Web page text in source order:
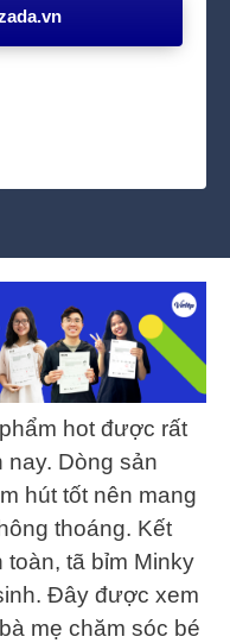
hot được rất
nay. Dòng sản
hút tốt nên mang
thoáng. Kết
toàn, tã bỉm Minky
Đây được xem
mẹ chăm sóc bé